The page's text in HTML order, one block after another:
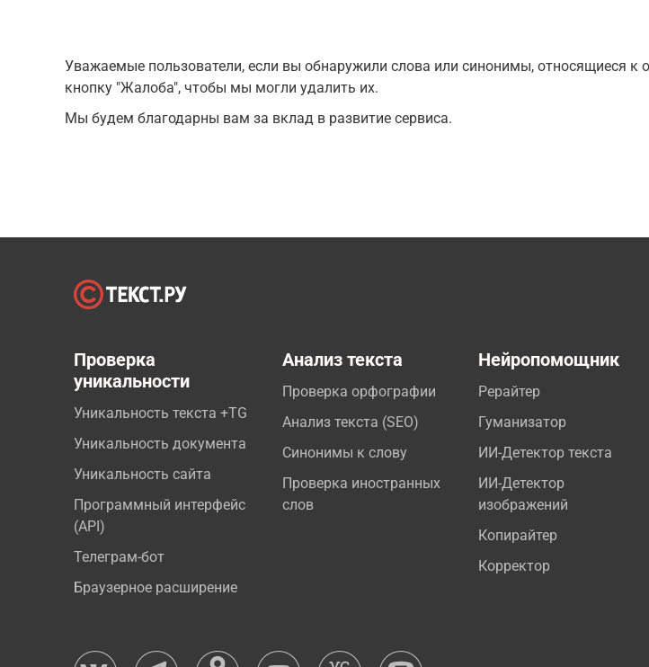
Уважаемые пользователи, если вы обнаружили слова или синонимы, относящиеся к
кнопку "Жалоба", чтобы мы могли удалить их.
Мы будем благодарны вам за вклад в развитие сервиса.
Проверка
уникальности
Уникальность текста +TG
Уникальность документа
Уникальность сайта
Программный интерфейс
(API)
Телеграм-бот
Браузерное расширение
Анализ текста
Проверка орфографии
Анализ текста (SEO)
Синонимы к слову
Проверка иностранных
слов
Нейропомощник
Рерайтер
Гуманизатор
ИИ-Детектор текста
ИИ-Детектор
изображений
Копирайтер
Корректор